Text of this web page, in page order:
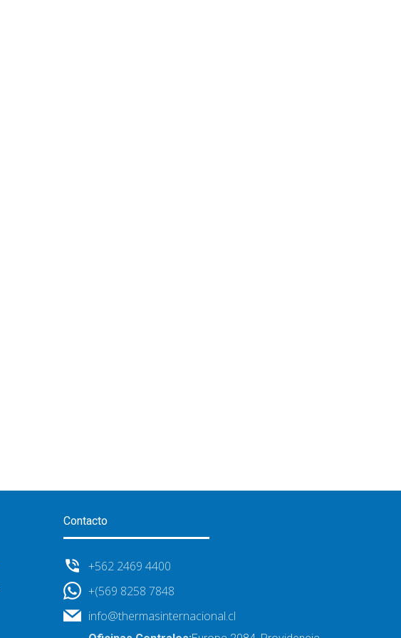
Contacto
+562 2469 4400
+(569 8258 7848
info@thermasinternacional.cl